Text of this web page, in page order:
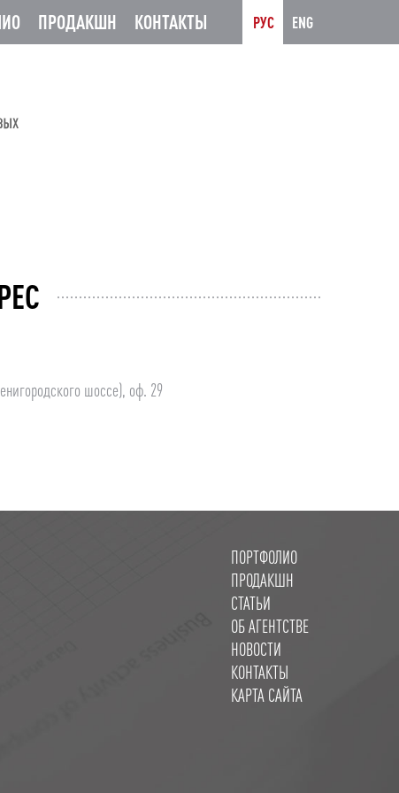
ПРОДАКШН КОНТАКТЫ РУС ENG
шоссе), оф. 29
ПОРТФОЛИО
ПРОДАКШН
СТАТЬИ
ОБ АГЕНТСТВЕ
НОВОСТИ
КОНТАКТЫ
КАРТА САЙТА